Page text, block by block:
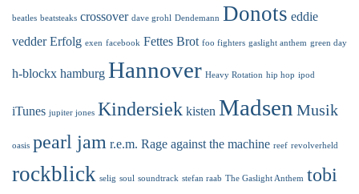
beatles beatsteaks crossover dave grohl Dendemann Donots eddie
vedder Erfolg exen facebook Fettes Brot foo fighters gaslight anthem green day
h-blockx hamburg Hannover Heavy Rotation hip hop ipod
iTunes jupiter jones Kindersiek kisten Madsen Musik
oasis pearl jam r.e.m. Rage against the machine reef revolverheld
rockblick selig soul soundtrack stefan raab The Gaslight Anthem tobi